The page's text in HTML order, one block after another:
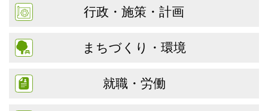
行政・施策・計画
まちづくり・環境
就職・労働